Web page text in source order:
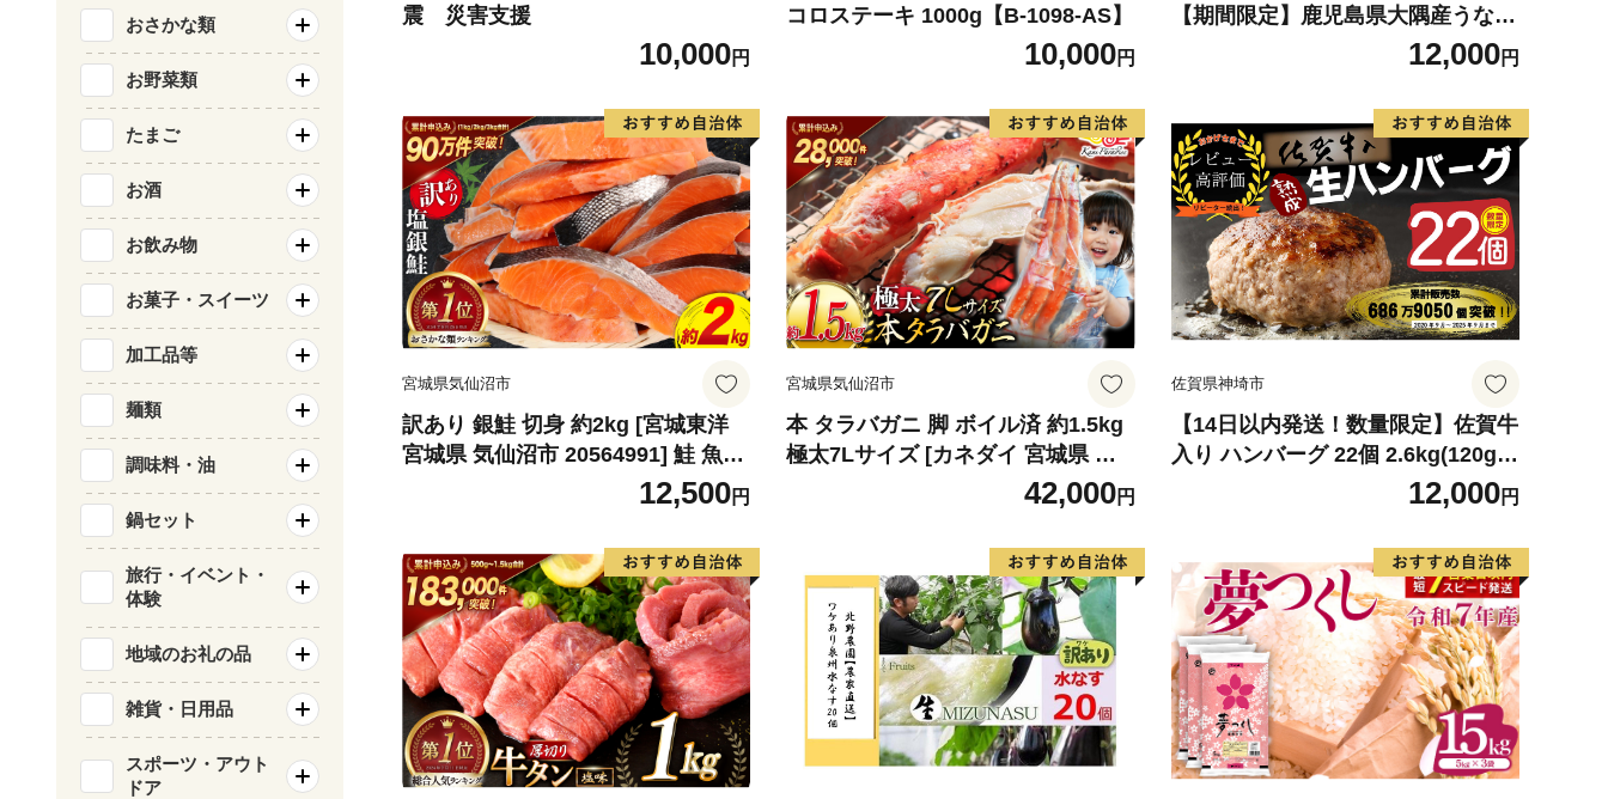
震 災害支援
10,000円
コロステーキ 1000g【B-1098-AS】
10,000円
【期間限定】鹿児島県大隅産うなぎ
蒲焼4尾（400g） KN007-023
12,000円
宮城県気仙沼市
訳あり 銀鮭 切身 約2kg [宮城東洋
宮城県 気仙沼市 20564991] 鮭 魚介
類 海鮮 訳アリ 規格外 不揃い さけ
サケ 鮭切身 シャケ 切り身 冷凍 家
庭用 おかず 弁当 支援 サーモン 銀
鮭切り身 魚 わけあり
12,500円
宮城県気仙沼市
本 タラバガニ 脚 ボイル済 約1.5kg
極太7Lサイズ [カネダイ 宮城県 気
仙沼市 20564326] カニ かに 蟹 たら
ばがに たらば蟹 タラバ蟹 たらば タ
42,000円
佐賀県神埼市
【14日以内発送！数量限定】佐賀牛
入り ハンバーグ 22個 2.6kg(120g×
22個)【佐賀牛 黒毛和牛 ブランド牛
九州 ハンバーグ 牛肉 豚肉 国産 お
弁当 おかず 惣菜 おすすめ 人気】(H
083106)
12,000円
おさかな類
お野菜類
たまご
お酒
お飲み物
お菓子・スイーツ
加工品等
麺類
調味料・油
鍋セット
旅行・イベント・
体験
地域のお礼の品
雑貨・日用品
スポーツ・アウト
ドア